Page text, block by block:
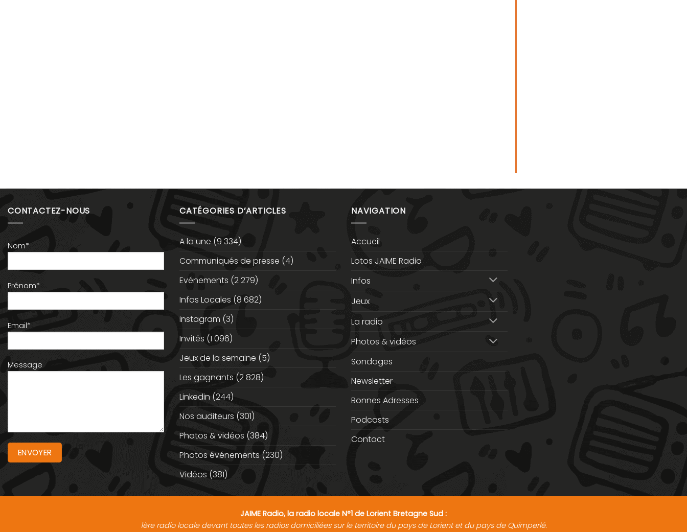
CONTACTEZ-NOUS
Nom*
Prénom*
Email*
Message
CATÉGORIES D’ARTICLES
A la une (9 334)
Communiqués de presse (4)
Evénements (2 279)
Infos Locales (8 682)
instagram (3)
Invités (1 096)
Jeux de la semaine (5)
Les gagnants (2 828)
Linkedin (244)
Nos auditeurs (301)
Photos & vidéos (384)
Photos événements (230)
Vidéos (381)
NAVIGATION
Accueil
Lotos JAIME Radio
Infos
Jeux
La radio
Photos & vidéos
Sondages
Newsletter
Bonnes Adresses
Podcasts
Contact
JAIME Radio, la radio locale N°1 de Lorient Bretagne Sud :
1ère radio locale devant toutes les radios domiciliées sur le territoire du pays de Lorient et du pays de Quimperlé.